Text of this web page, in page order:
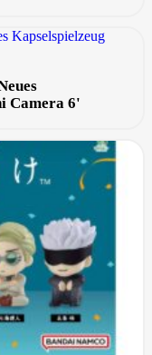
Camera 6'